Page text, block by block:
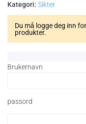
Kategori: Sikter
Du må logge deg inn
produkter.
Brukernavn
passord